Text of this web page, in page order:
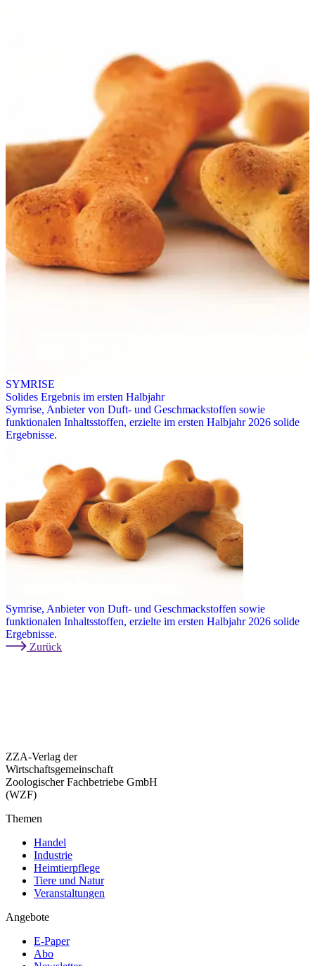
SYMRISE
Solides Ergebnis im ersten Halbjahr
Symrise, Anbieter von Duft- und Geschmackstoffen sowie
funktionalen Inhaltsstoffen, erzielte im ersten Halbjahr 2026 solide
Ergebnisse.
Symrise, Anbieter von Duft- und Geschmackstoffen sowie
funktionalen Inhaltsstoffen, erzielte im ersten Halbjahr 2026 solide
Ergebnisse.
Zurück
ZZA-Verlag der
Wirtschaftsgemeinschaft
Zoologischer Fachbetriebe GmbH
(WZF)
Themen
Handel
Industrie
Heimtierpflege
Tiere und Natur
Veranstaltungen
Angebote
E-Paper
Abo